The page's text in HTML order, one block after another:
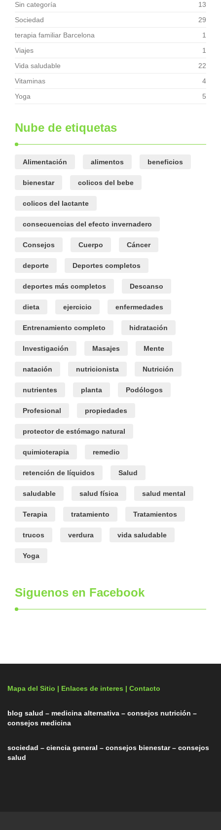
Sin categoría
13
Sociedad
29
terapia familiar Barcelona
1
Viajes
1
Vida saludable
22
Vitaminas
4
Yoga
5
Nube de etiquetas
Alimentación alimentos beneficios
bienestar colicos del bebe
colicos del lactante
consecuencias del efecto invernadero
Consejos Cuerpo Cáncer
deporte Deportes completos
deportes más completos Descanso
dieta ejercicio enfermedades
Entrenamiento completo hidratación
Investigación Masajes Mente
natación nutricionista Nutrición
nutrientes planta Podólogos
Profesional propiedades
protector de estómago natural
quimioterapia remedio
retención de líquidos Salud
saludable salud física salud mental
Terapia tratamiento Tratamientos
trucos verdura vida saludable
Yoga
Siguenos en Facebook
Mapa del Sitio | Enlaces de interes | Contacto
blog salud – medicina alternativa – consejos nutrición –
consejos medicina
sociedad – ciencia general – consejos bienestar – consejos
salud